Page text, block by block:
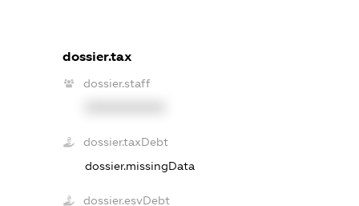
dossier.tax
dossier.staff
dossier.taxDebt
dossier.missingData
dossier.esvDebt